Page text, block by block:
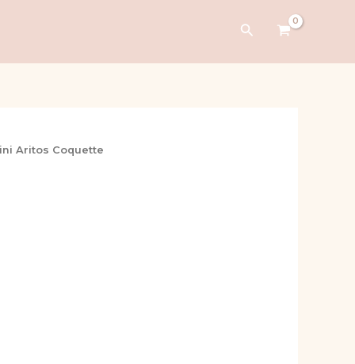
Buscar
Aritos Coquette